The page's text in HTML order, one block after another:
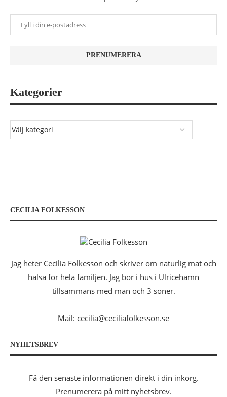
Kategorier
CECILIA FOLKESSON
Jag heter Cecilia Folkesson och skriver om naturlig mat och
hälsa för hela familjen. Jag bor i hus i Ulricehamn
tillsammans med man och 3 söner.
Mail: cecilia@ceciliafolkesson.se
NYHETSBREV
Få den senaste informationen direkt i din inkorg.
Prenumerera på mitt nyhetsbrev.